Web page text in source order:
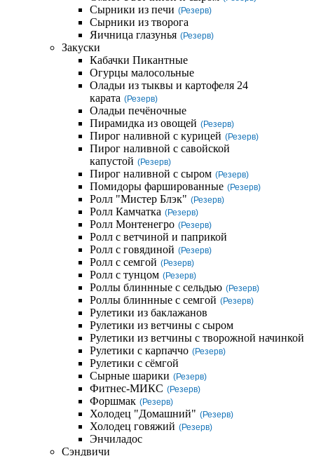
Сырники из печи (Резерв)
Сырники из творога
Яичница глазунья (Резерв)
Закуски
Кабачки Пикантные
Огурцы малосольные
Оладьи из тыквы и картофеля 24
карата (Резерв)
Оладьи печёночные
Пирамидка из овощей (Резерв)
Пирог наливной с курицей (Резерв)
Пирог наливной с савойской
капустой (Резерв)
Пирог наливной с сыром (Резерв)
Помидоры фаршированные (Резерв)
Ролл "Мистер Блэк" (Резерв)
Ролл Камчатка (Резерв)
Ролл Монтенегро (Резерв)
Ролл с ветчиной и паприкой
Ролл с говядиной (Резерв)
Ролл с семгой (Резерв)
Ролл с тунцом (Резерв)
Роллы блиннные с сельдью (Резерв)
Роллы блиннные с семгой (Резерв)
Рулетики из баклажанов
Рулетики из ветчины с сыром
Рулетики из ветчины с творожной начинкой
Рулетики с карпаччо (Резерв)
Рулетики с сёмгой
Сырные шарики (Резерв)
Фитнес-МИКС (Резерв)
Форшмак (Резерв)
Холодец "Домашний" (Резерв)
Холодец говяжий (Резерв)
Энчиладос
Сэндвичи